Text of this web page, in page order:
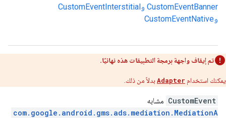
CustomEventBanner وCustomEventInterstitial
وCustomEventNative
تم إيقاف واجهة برمجة التطبيقات هذه نهائيًا.
يمكنك استخدام Adapter بدلاً من ذلك.
CustomEvent مشابه
com.google.android.gms.ads.mediation.MediationA